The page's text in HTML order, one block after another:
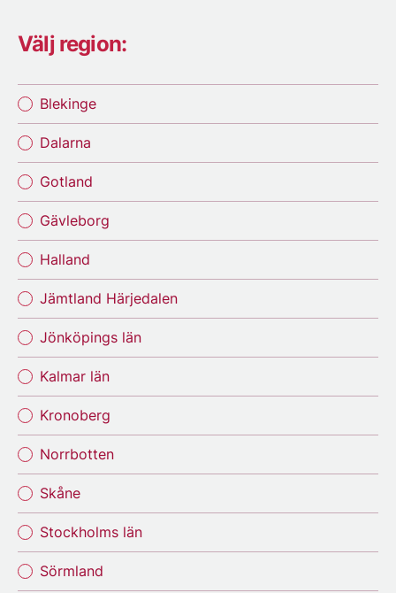
Välj region:
Blekinge
Dalarna
Gotland
Gävleborg
Halland
Jämtland Härjedalen
Jönköpings län
Kalmar län
Kronoberg
Norrbotten
Skåne
Stockholms län
Sörmland